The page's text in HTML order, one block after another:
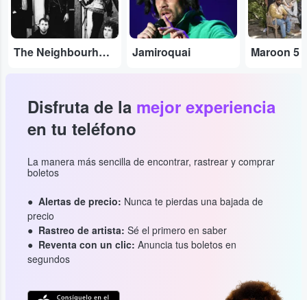
The Neighbourhood Jamiroquai Maroon 5
Disfruta de la mejor experiencia
en tu teléfono
La manera más sencilla de encontrar, rastrear y comprar
boletos
Alertas de precio: Nunca te pierdas una bajada de
precio
Rastreo de artista: Sé el primero en saber
Reventa con un clic: Anuncia tus boletos en
segundos